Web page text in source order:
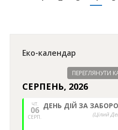
Еко-календар
ПЕРЕГЛЯНУТИ
СЕРПЕНЬ, 2026
ЧТ.
06
СЕРП.
ДЕНЬ ДІЙ ЗА
(Цілий